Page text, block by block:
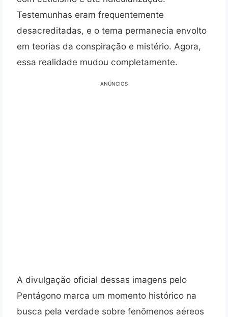
Testemunhas eram frequentemente
desacreditadas, e o tema permanecia envolto
em teorias da conspiração e mistério. Agora,
essa realidade mudou completamente.
ANÚNCIOS
A divulgação oficial dessas imagens pelo
Pentágono marca um momento histórico na
busca pela verdade sobre fenômenos aéreos